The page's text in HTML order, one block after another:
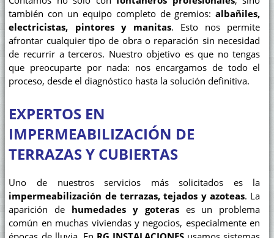
también con un equipo completo de gremios:albañiles,
electricistas, pintores y manitas. Esto nos permite
afrontar cualquier tipo de obra o reparación sin necesidad
de recurrir a terceros. Nuestro objetivo es que no tengas
que preocuparte por nada: nos encargamos de todo el
proceso, desde el diagnóstico hasta la solución definitiva.
EXPERTOS EN
IMPERMEABILIZACIÓN DE
TERRAZAS Y CUBIERTAS
Uno de nuestros servicios más solicitados es la
impermeabilización de terrazas, tejados y azoteas. La
aparición de
humedades y goterases un problema
común en muchas viviendas y negocios, especialmente en